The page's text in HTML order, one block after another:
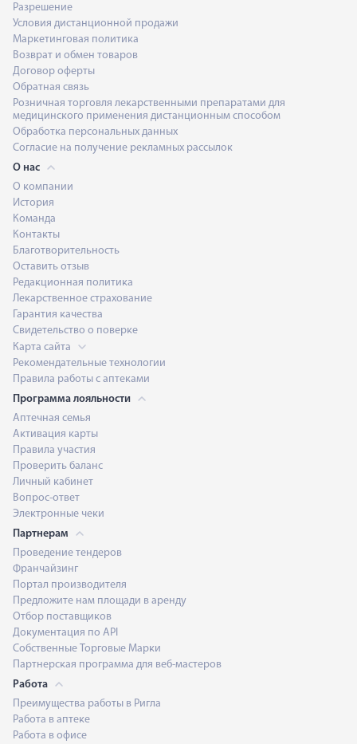
Разрешение
Условия дистанционной продажи
Маркетинговая политика
Возврат и обмен товаров
Договор оферты
Обратная связь
Розничная торговля лекарственными препаратами для
медицинского применения дистанционным способом
Обработка персональных данных
Согласие на получение рекламных рассылок
О нас
О компании
История
Команда
Контакты
Благотворительность
Оставить отзыв
Редакционная политика
Лекарственное страхование
Гарантия качества
Свидетельство о поверке
Карта сайта
Рекомендательные технологии
Правила работы с аптеками
Программа лояльности
Аптечная семья
Активация карты
Правила участия
Проверить баланс
Личный кабинет
Вопрос-ответ
Электронные чеки
Партнерам
Проведение тендеров
Франчайзинг
Портал производителя
Предложите нам площади в аренду
Отбор поставщиков
Документация по API
Собственные Торговые Марки
Партнерская программа для веб-мастеров
Работа
Преимущества работы в Ригла
Работа в аптеке
Работа в офисе